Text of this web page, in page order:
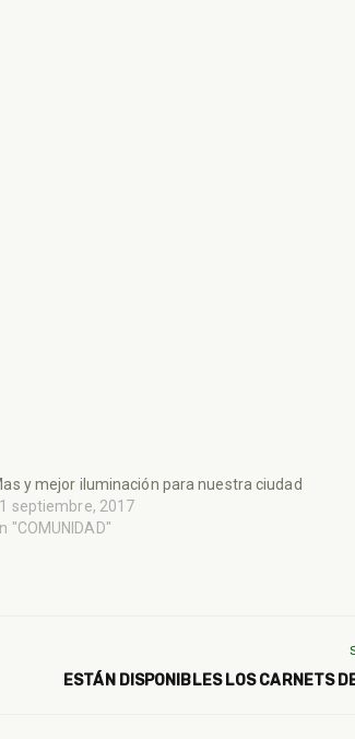
y mejor iluminación para nuestra ciudad
septiembre, 2017
"COMUNIDAD"
ESTÁN DISPONIBLES LOS CARNETS